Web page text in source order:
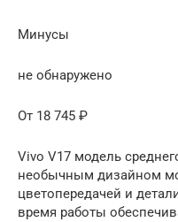
Минусы
не обнаружено
От 18 745 ₽
Vivo V17 модель
необычным дизайном
цветопередачей и
время работы